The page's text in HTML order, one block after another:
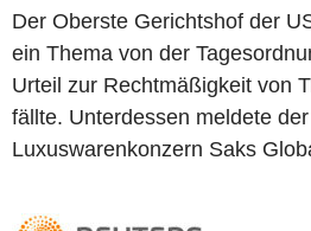
Der Oberste Gerichtshof der
ein Thema von der
Urteil zur Rechtmäßigkeit von
fällte. Unterdessen meldete
Luxuswarenkonzern Saks